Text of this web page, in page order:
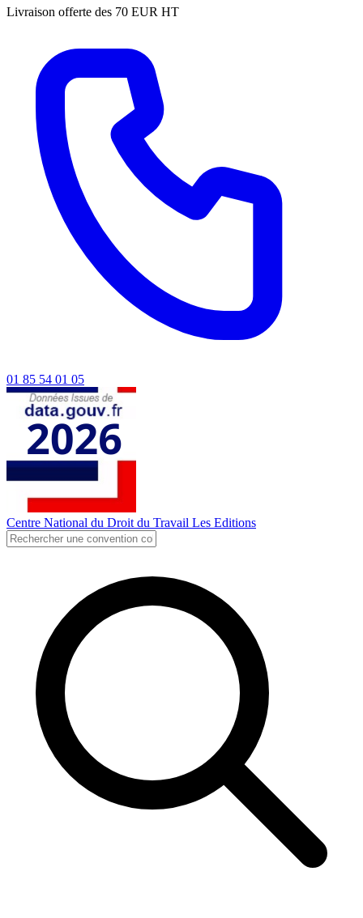
Livraison offerte des 70 EUR HT
01 85 54 01 05
Centre National du Droit du Travail Les Editions